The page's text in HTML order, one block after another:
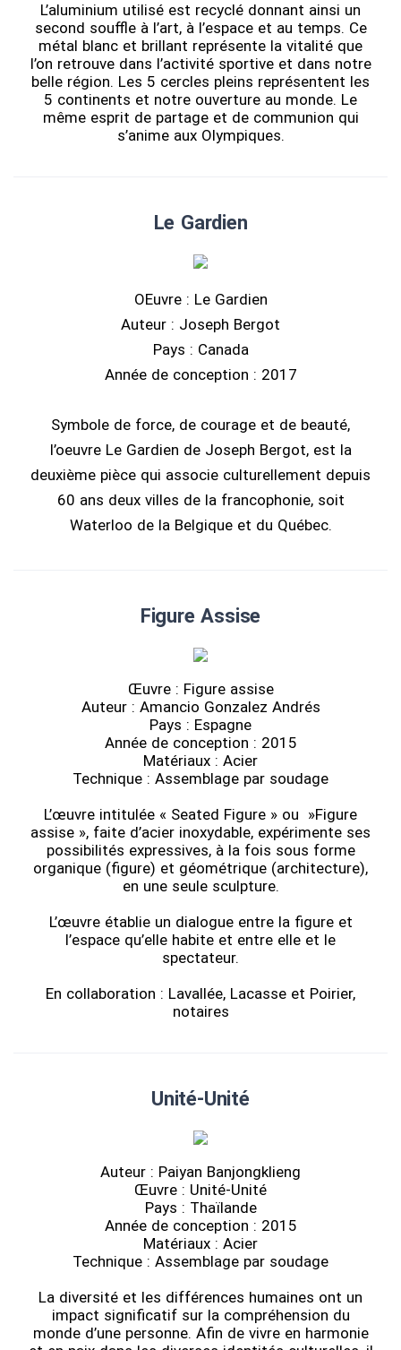
L’aluminium utilisé est recyclé donnant ainsi un
second souffle à l’art, à l’espace et au temps. Ce
métal blanc et brillant représente la vitalité que
l’on retrouve dans l’activité sportive et dans notre
belle région. Les 5 cercles pleins représentent les
5 continents et notre ouverture au monde. Le
même esprit de partage et de communion qui
s’anime aux Olympiques.
Le Gardien
OEuvre : Le Gardien
Auteur : Joseph Bergot
Pays : Canada
Année de conception : 2017
Symbole de force, de courage et de beauté,
l’oeuvre Le Gardien de Joseph Bergot, est la
deuxième pièce qui associe culturellement depuis
60 ans deux villes de la francophonie, soit
Waterloo de la Belgique et du Québec.
Figure Assise
Œuvre : Figure assise
Auteur : Amancio Gonzalez Andrés
Pays : Espagne
Année de conception : 2015
Matériaux : Acier
Technique : Assemblage par soudage
L’œuvre intitulée « Seated Figure » ou »Figure
assise », faite d’acier inoxydable, expérimente ses
possibilités expressives, à la fois sous forme
organique (figure) et géométrique (architecture),
en une seule sculpture.
L’œuvre établie un dialogue entre la figure et
l’espace qu’elle habite et entre elle et le
spectateur.
En collaboration : Lavallée, Lacasse et Poirier,
notaires
Unité-Unité
Auteur : Paiyan Banjongklieng
Œuvre : Unité-Unité
Pays : Thaïlande
Année de conception : 2015
Matériaux : Acier
Technique : Assemblage par soudage
La diversité et les différences humaines ont un
impact significatif sur la compréhension du
monde d’une personne. Afin de vivre en harmonie